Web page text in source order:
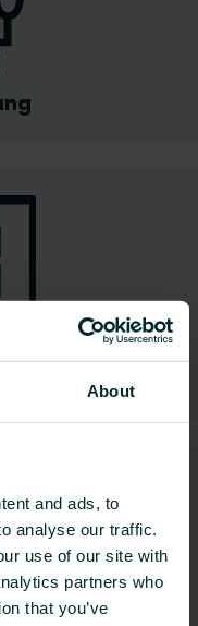
About
and ads, to
analyse our traffic.
use of our site with
partners who
that you’ve